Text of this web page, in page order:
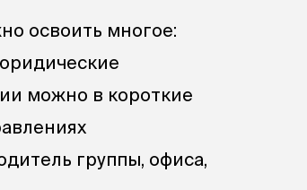
освоить многое:
можно в короткие
группы, офиса,